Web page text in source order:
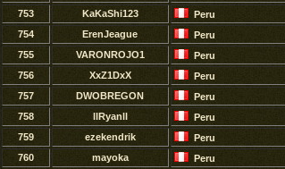
753
KaKaShi123 Peru
754
ErenJeague Peru
755
VARONROJO1 Peru
756
XxZ1DxX Peru
757
DWOBREGON Peru
758
llRyanll Peru
759
ezekendrik Peru
760
mayoka Peru